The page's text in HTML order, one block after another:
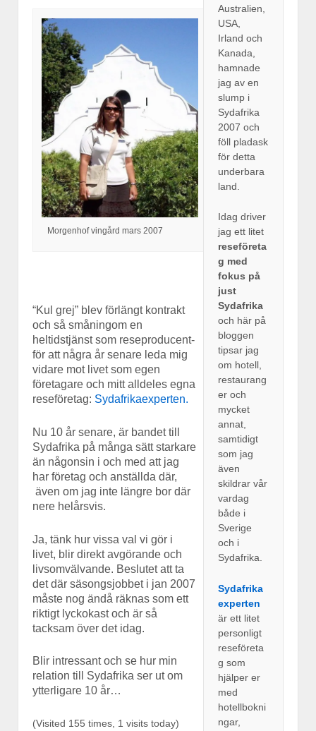
Morgenhof vingård mars 2007
“Kul grej” blev förlängt kontrakt
och så småningom en
heltidstjänst som reseproducent-
för att några år senare leda mig
vidare mot livet som egen
företagare och mitt alldeles egna
reseföretag: Sydafrikaexperten.
Nu 10 år senare, är bandet till
Sydafrika på många sätt starkare
än någonsin i och med att jag
har företag och anställda där,
även om jag inte längre bor där
nere helårsvis.
Ja, tänk hur vissa val vi gör i
livet, blir direkt avgörande och
livsomvälvande. Beslutet att ta
det där säsongsjobbet i jan 2007
måste nog ändå räknas som ett
riktigt lyckokast och är så
tacksam över det idag.
Blir intressant och se hur min
relation till Sydafrika ser ut om
ytterligare 10 år…
(Visited 155 times, 1 visits today)
Australien,
USA,
Irland och
Kanada,
hamnade
jag av en
slump i
Sydafrika
2007 och
föll pladask
för detta
underbara
land.
Idag driver
jag ett litet
reseföreta
g med
fokus på
just
Sydafrika
och här på
bloggen
tipsar jag
om hotell,
restaurang
er och
mycket
annat,
samtidigt
som jag
även
skildrar vår
vardag
både i
Sverige
och i
Sydafrika.
Sydafrika
experten
är ett litet
personligt
reseföreta
g som
hjälper er
med
hotellbokni
ngar,